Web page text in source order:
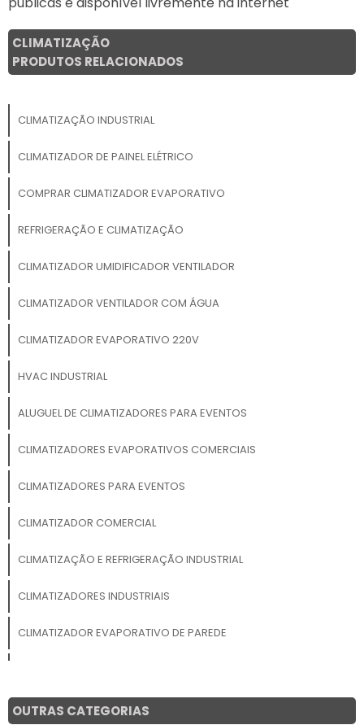
CLIMATIZAÇÃO
PRODUTOS RELACIONADOS
CLIMATIZAÇÃO INDUSTRIAL
CLIMATIZADOR DE PAINEL ELÉTRICO
COMPRAR CLIMATIZADOR EVAPORATIVO
REFRIGERAÇÃO E CLIMATIZAÇÃO
CLIMATIZADOR UMIDIFICADOR VENTILADOR
CLIMATIZADOR VENTILADOR COM ÁGUA
CLIMATIZADOR EVAPORATIVO 220V
HVAC INDUSTRIAL
ALUGUEL DE CLIMATIZADORES PARA EVENTOS
CLIMATIZADORES EVAPORATIVOS COMERCIAIS
CLIMATIZADORES PARA EVENTOS
CLIMATIZADOR COMERCIAL
CLIMATIZAÇÃO E REFRIGERAÇÃO INDUSTRIAL
CLIMATIZADORES INDUSTRIAIS
CLIMATIZADOR EVAPORATIVO DE PAREDE
CLIMATIZADOR DE AR INDUSTRIAL DE PAREDE
OUTRAS CATEGORIAS